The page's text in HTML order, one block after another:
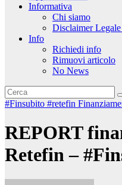
Informativa
Chi siamo
Disclaimer
Info
Richiedi info
Rimuovi articolo
No News
#Finsubito #retefin
REPORT
Retefin –